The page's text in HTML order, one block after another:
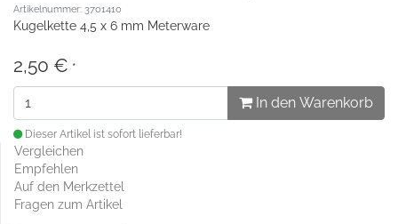
Artikelnummer: 3701410
Kugelkette 4,5 x 6 mm Meterware
2,50 € *
In den Warenkorb
Dieser Artikel ist sofort lieferbar!
Vergleichen
Empfehlen
Auf den Merkzettel
Fragen zum Artikel